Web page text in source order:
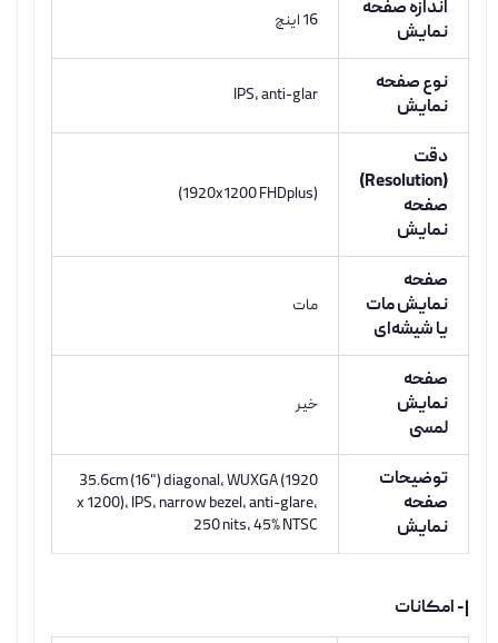
اندازه صفحه
نمایش
16 اینچ
نوع صفحه
نمایش
IPS, anti-glar
دقت
(Resolution)
صفحه
نمایش
(1920x1200 FHDplus)
صفحه
نمایش مات
یا شیشه‌ای
مات
صفحه
نمایش
لمسی
خیر
توضیحات
صفحه
نمایش
35.6cm (16") diagonal, WUXGA (1920
x 1200), IPS, narrow bezel, anti-glare,
250 nits, 45% NTSC
|- امکانات